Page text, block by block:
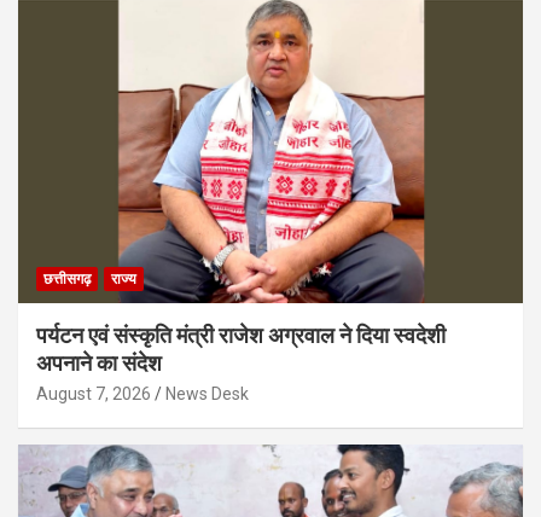
छत्तीसगढ़ राज्य
पर्यटन एवं संस्कृति मंत्री राजेश अग्रवाल ने दिया स्वदेशी
अपनाने का संदेश
August 7, 2026 News Desk